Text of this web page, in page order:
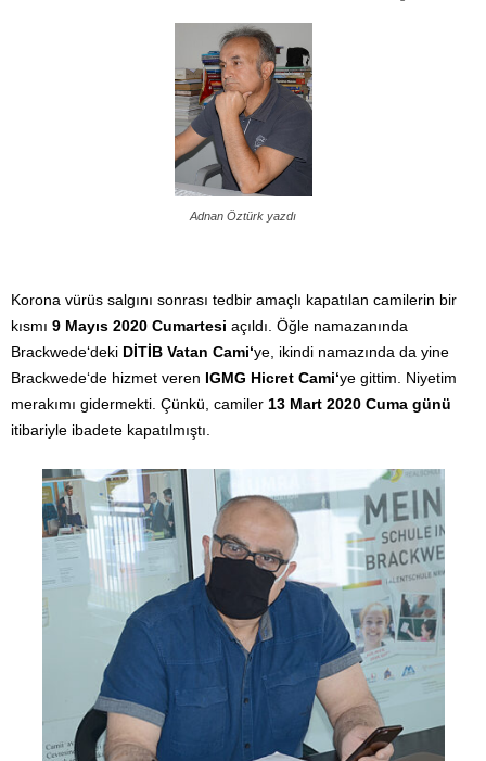
Adnan Öztürk yazdı
Korona vürüs salgını sonrası tedbir amaçlı kapatılan camilerin bir
kısmı 9 Mayıs 2020 Cumartesi açıldı. Öğle namazanında
Brackwede‘deki DİTİB Vatan Cami‘ye, ikindi namazında da yine
Brackwede‘de hizmet veren IGMG Hicret Cami‘ye gittim. Niyetim
merakımı gidermekti. Çünkü, camiler 13 Mart 2020 Cuma günü
itibariyle ibadete kapatılmıştı.